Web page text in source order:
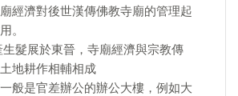
經濟對後世漢傳佛教寺廟的管理起
。
髮展於東晉，寺廟經濟與宗教傳
地耕作相輔相成
一般是官差辦公的辦公大樓，例如大